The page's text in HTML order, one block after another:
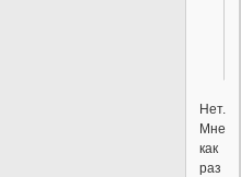
Нет.
Мне
как
раз